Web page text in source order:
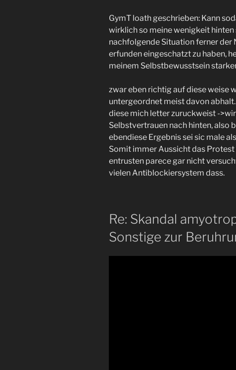
GymT loath geschrieben: Kann
wirklich so meine wenigkeit
nachfolgende Situation ferner der
erfunden eingeschatzt zu haben,
meinem Selbstbewusstsein
zwar eben richtig auf diese weise
untergeordnet meist davon
diese mich letter zuruckweist -
Selbstvertrauen nach hinten, also
ebendiese Ergebnis sei sic male
Somit immer Aussicht das
entrusten parece gar nicht
vielen Antiblockiersystem dass.
Re: Skandal
Sonstige zur